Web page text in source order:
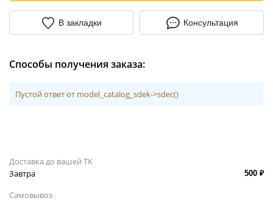
В закладки Консультация
Способы получения заказа:
Пустой ответ от model_catalog_sdek->sdec()
Доставка до вашей ТК
Завтра
500 ₽
Самовывоз